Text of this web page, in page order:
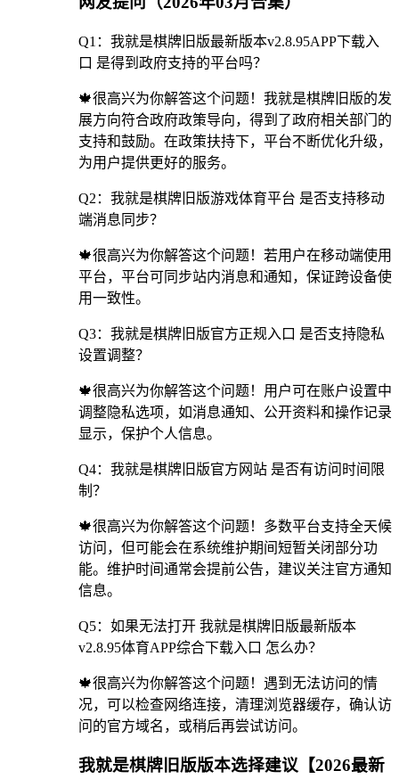
Q1：我就是棋牌旧版最新版本v2.8.95APP下载入
口 是得到政府支持的平台吗？
🍁很高兴为你解答这个问题！我就是棋牌旧版的发
展方向符合政府政策导向，得到了政府相关部门的
支持和鼓励。在政策扶持下，平台不断优化升级，
为用户提供更好的服务。
Q2：我就是棋牌旧版游戏体育平台 是否支持移动
端消息同步？
🍁很高兴为你解答这个问题！若用户在移动端使用
平台，平台可同步站内消息和通知，保证跨设备使
用一致性。
Q3：我就是棋牌旧版官方正规入口 是否支持隐私
设置调整？
🍁很高兴为你解答这个问题！用户可在账户设置中
调整隐私选项，如消息通知、公开资料和操作记录
显示，保护个人信息。
Q4：我就是棋牌旧版官方网站 是否有访问时间限
制？
🍁很高兴为你解答这个问题！多数平台支持全天候
访问，但可能会在系统维护期间短暂关闭部分功
能。维护时间通常会提前公告，建议关注官方通知
信息。
Q5：如果无法打开 我就是棋牌旧版最新版本
v2.8.95体育APP综合下载入口 怎么办？
🍁很高兴为你解答这个问题！遇到无法访问的情
况，可以检查网络连接，清理浏览器缓存，确认访
问的官方域名，或稍后再尝试访问。
我就是棋牌旧版版本选择建议【2026最新